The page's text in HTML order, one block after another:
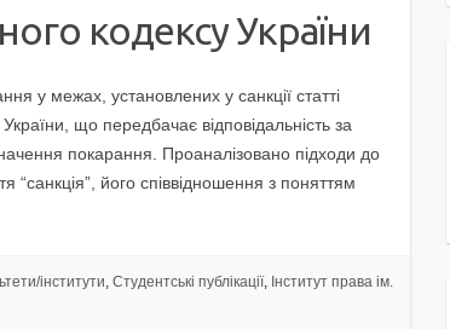
кодексу України
у межах, установлених у санкції статті
що передбачає відповідальність за
покарання. Проаналізовано підходи до
його співвідношення з поняттям
інститути, Студентські публікації, Інститут права ім.